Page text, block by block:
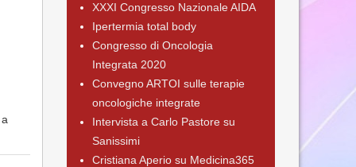
XXXI Congresso Nazionale AIDA
Ipertermia total body
Congresso di Oncologia
Integrata 2020
Convegno ARTOI sulle terapie
oncologiche integrate
Intervista a Carlo Pastore su
Sanissimi
Cristiana Aperio su Medicina365